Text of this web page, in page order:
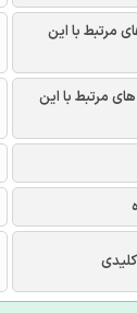
مرتبط با این
مرتبط با این